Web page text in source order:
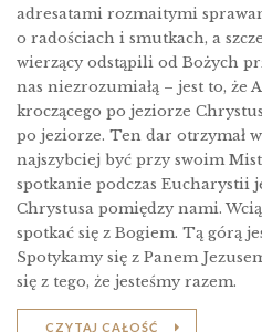
adresatami rozmaitymi
o radościach i smutkach, a
wierzący odstąpili od Bożych
nas niezrozumiałą – jest to, że
kroczącego po jeziorze
po jeziorze. Ten dar otrzymał
najszybciej być przy swoim
spotkanie podczas Eucharystii
Chrystusa pomiędzy nami.
spotkać się z Bogiem. Tą górą
Spotykamy się z Panem
się z tego, że jesteśmy razem.
CZYTAJ CAŁOŚĆ